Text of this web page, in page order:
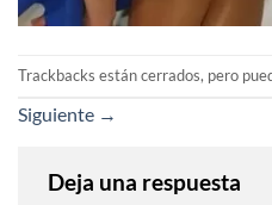
Trackbacks están cerrados, pero
Siguiente →
Deja una respuesta